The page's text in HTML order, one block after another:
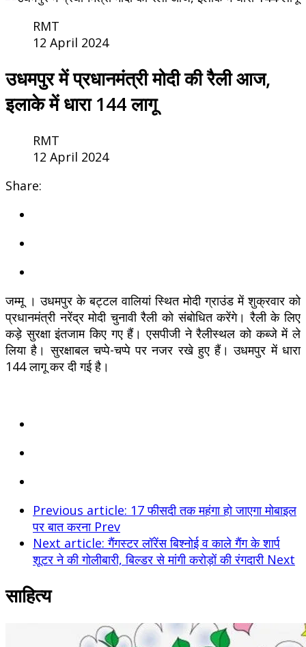
RMT
12 April 2024
उधमपुर में प्रधानमंत्री मोदी की रैली आज,
इलाके में धारा 144 लागू
RMT
12 April 2024
Share:
जम्मू । उधमपुर के बट्टल वालियां स्थित मोदी ग्राउंड में शुक्रवार को
प्रधानमंत्री नरेंद्र मोदी चुनावी रैली को संबोधित करेंगे। रैली के लिए
कड़े सुरक्षा इंतजाम किए गए हैं। एसपीजी ने रैलीस्थल को कब्जे में ले
लिया है। सुरक्षाबल चप्पे-चप्पे पर नजर रखे हुए हैं। उधमपुर में धारा
144 लागू कर दी गई है।
Previous article: 17 फीसदी तक महंगा हो जाएगा मोबाइल
पर बात करना Prev
Next article: गैंगस्टर लॉरेंस बिश्नोई व काले गैंग के शार्प
शूटर ने की गोलीबारी, बिल्डर से मांगी करोड़ों की रंगदारी Next
साहित्य